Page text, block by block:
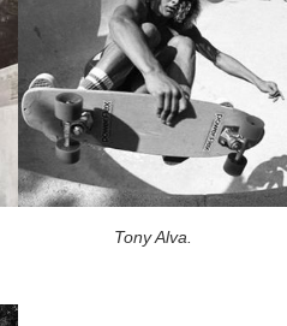
Tony Alva.